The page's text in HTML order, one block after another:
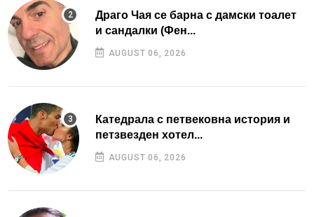
Драго Чая се барна с дамски тоалет
и сандалки (Фен...
AUGUST 06, 2026
Катедрала с петвековна история и
петзвезден хотел...
AUGUST 06, 2026